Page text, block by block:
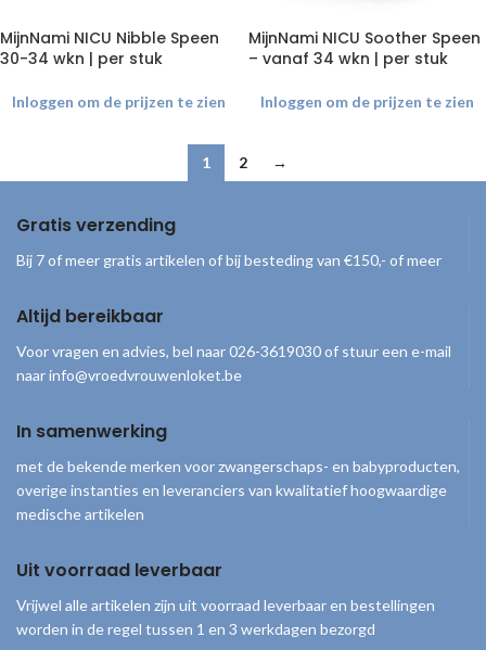
MijnNami NICU Nibble Speen
30-34 wkn | per stuk
Inloggen om de prijzen te zien
MijnNami NICU Soother Speen
– vanaf 34 wkn | per stuk
Inloggen om de prijzen te zien
1 2 →
Gratis verzending
Bij 7 of meer gratis artikelen of bij besteding van €150,- of meer
Altijd bereikbaar
Voor vragen en advies, bel naar 026-3619030 of stuur een e-mail
naar info@vroedvrouwenloket.be
In samenwerking
met de bekende merken voor zwangerschaps- en babyproducten,
overige instanties en leveranciers van kwalitatief hoogwaardige
medische artikelen
Uit voorraad leverbaar
Vrijwel alle artikelen zijn uit voorraad leverbaar en bestellingen
worden in de regel tussen 1 en 3 werkdagen bezorgd